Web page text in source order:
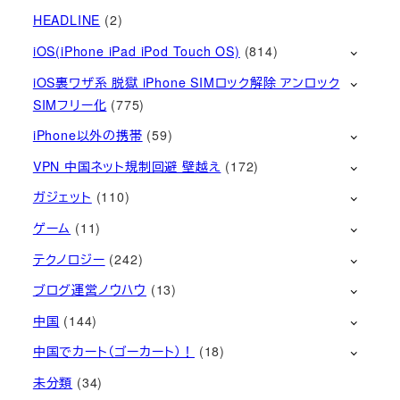
HEADLINE (2)
iOS(iPhone iPad iPod Touch OS) (814)
iOS裏ワザ系 脱獄 iPhone SIMロック解除 アンロック
SIMフリー化 (775)
iPhone以外の携帯 (59)
VPN 中国ネット規制回避 壁越え (172)
ガジェット (110)
ゲーム (11)
テクノロジー (242)
ブログ運営ノウハウ (13)
中国 (144)
中国でカート（ゴーカート）！
(18)
未分類 (34)